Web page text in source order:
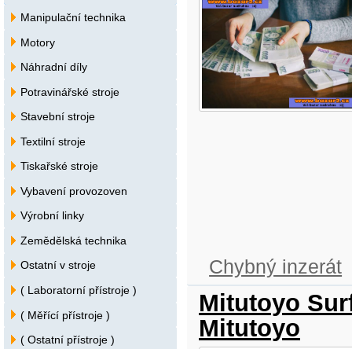
Chybný inzerát
Mitutoyo
Mitutoyo
Manipulační technika
Motory
Náhradní díly
Potravinářské stroje
Stavební stroje
Textilní stroje
Tiskařské stroje
Vybavení provozoven
Výrobní linky
Zemědělská technika
Ostatní v stroje
( Laboratorní přístroje )
( Měřící přístroje )
( Ostatní přístroje )